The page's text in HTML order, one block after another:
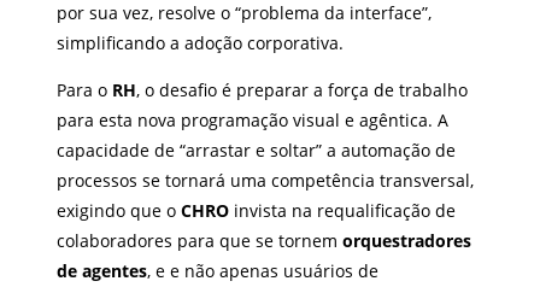
por sua vez, resolve o “problema da interface”,
simplificando a adoção corporativa.
Para o RH, o desafio é preparar a força de trabalho
para esta nova programação visual e agêntica. A
capacidade de “arrastar e soltar” a automação de
processos se tornará uma competência transversal,
exigindo que oCHRO invista na requalificação de
colaboradores para que se tornemorquestradores
de agentes, e e não apenas usuários de